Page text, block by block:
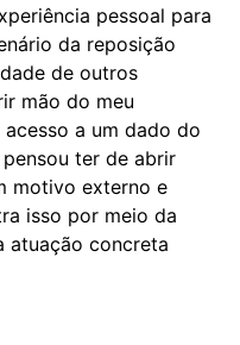
pessoal para
da reposição
de outros
mão do meu
a um dado do
ter de abrir
motivo externo e
isso por meio da
atuação concreta